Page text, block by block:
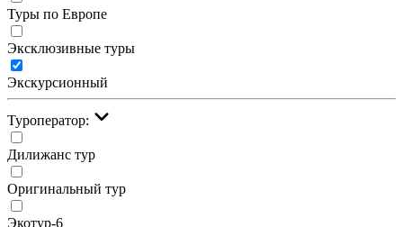
Туры по Европе
Эксклюзивные туры
Экскурсионный
Туроператор:
Дилижанс тур
Оригинальный тур
Экотур-6